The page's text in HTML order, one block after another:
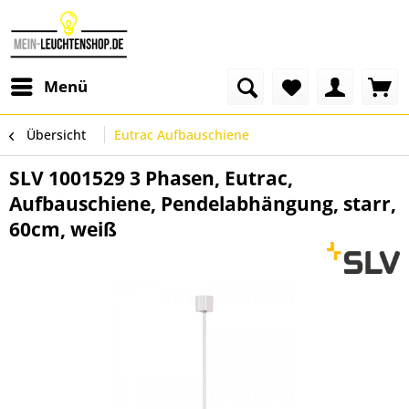
Menü
Übersicht Eutrac Aufbauschiene
SLV 1001529 3 Phasen, Eutrac,
Aufbauschiene, Pendelabhängung, starr,
60cm, weiß